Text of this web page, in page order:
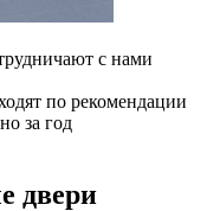
с нами
по рекомендации
за год
двери